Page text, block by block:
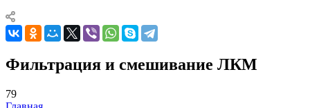
Фильтрация и смешивание ЛКМ
79